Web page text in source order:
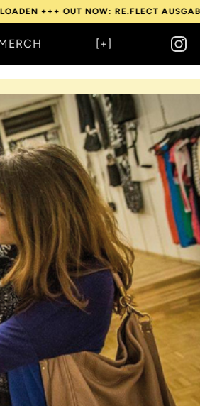
OUT NOW: RE.FLECT AUSGABE #120 –
[+]